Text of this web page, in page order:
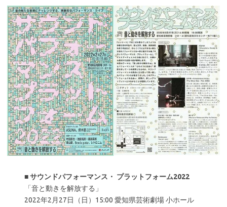
■サウンドパフォーマンス・ プラットフォーム2022
「音と動きを解放する」
2022年2月27日（日）15:00 愛知県芸術劇場 小ホール